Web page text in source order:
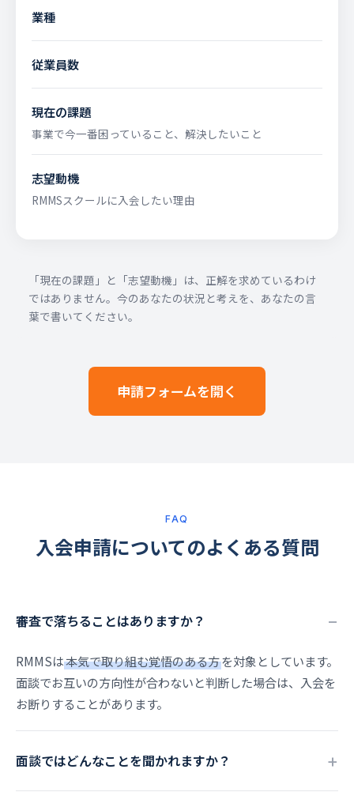
業種
従業員数
現在の課題
事業で今一番困っていること、解決したいこと
志望動機
RMMSスクールに入会したい理由
「現在の課題」と「志望動機」は、正解を求めているわけ
ではありません。今のあなたの状況と考えを、あなたの言
葉で書いてください。
申請フォームを開く
FAQ
入会申請についてのよくある質問
審査で落ちることはありますか？
RMMSは本気で取り組む覚悟のある方を対象としています。
面談でお互いの方向性が合わないと判断した場合は、入会を
お断りすることがあります。
面談ではどんなことを聞かれますか？